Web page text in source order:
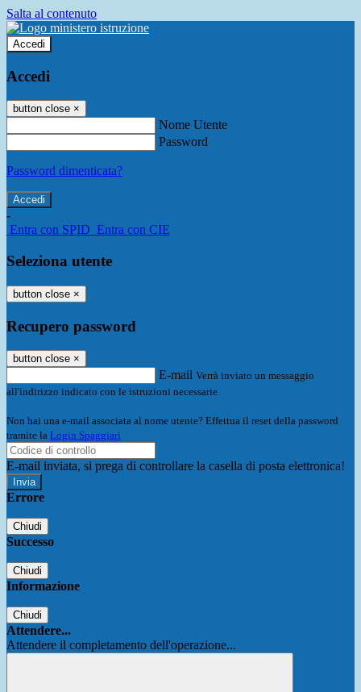
Salta al contenuto
Accedi
Accedi
button close ×
Nome Utente
Password
Password dimenticata?
-
Entra con SPID Entra con CIE
Seleziona utente
button close ×
Recupero password
button close ×
E-mail Verrà inviato un messaggio
all'indirizzo indicato con le istruzioni necessarie.
Non hai una e-mail associata al nome utente? Effettua il reset della password
tramite la Login Spaggiari
E-mail inviata, si prega di controllare la casella di posta elettronica!
Errore
Chiudi
Successo
Chiudi
Informazione
Chiudi
Attendere...
Attendere il completamento dell'operazione...